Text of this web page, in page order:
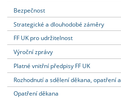
Bezpečnost
Strategické a dlouhodobé záměry
FF UK pro udržitelnost
Výroční zprávy
Platné vnitřní předpisy FF UK
Rozhodnutí a sdělení děkana, opatření
Opatření děkana